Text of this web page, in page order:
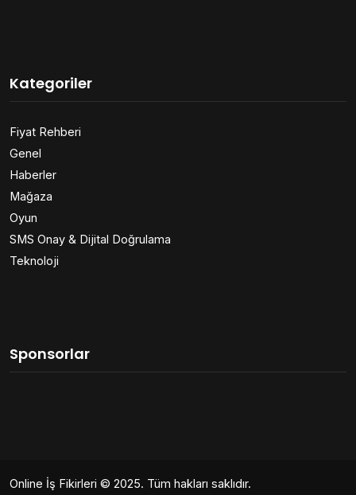
Kategoriler
Fiyat Rehberi
Genel
Haberler
Mağaza
Oyun
SMS Onay & Dijital Doğrulama
Teknoloji
Sponsorlar
Online İş Fikirleri © 2025. Tüm hakları saklıdır.